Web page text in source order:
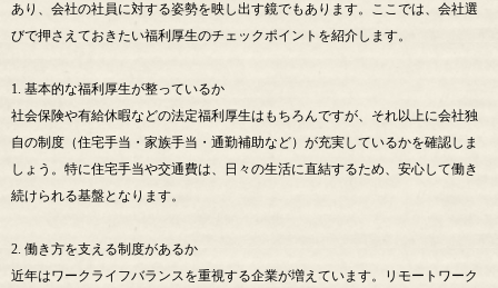
あり、会社の社員に対する姿勢を映し出す鏡でもあります。ここでは、会社選
びで押さえておきたい福利厚生のチェックポイントを紹介します。
1. 基本的な福利厚生が整っているか
社会保険や有給休暇などの法定福利厚生はもちろんですが、それ以上に会社独
自の制度（住宅手当・家族手当・通勤補助など）が充実しているかを確認しま
しょう。特に住宅手当や交通費は、日々の生活に直結するため、安心して働き
続けられる基盤となります。
2. 働き方を支える制度があるか
近年はワークライフバランスを重視する企業が増えています。リモートワーク